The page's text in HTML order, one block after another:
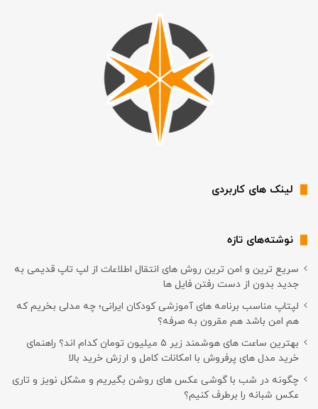
لینک های کاربردی
نوشته‌های تازه
سریع ترین و امن ترین روش های انتقال اطلاعات از لپ تاپ قدیمی به
جدید بدون از دست رفتن فایل ها
لپتاپ مناسب برنامه های آموزشی کودکان ایرانی؛ چه مدلی بخریم که
هم امن باشد هم مقرون به صرفه؟
بهترین ساعت های هوشمند زیر ۵ میلیون تومان کدام اند؟ راهنمای
خرید مدل های پرفروش با امکانات کامل و ارزش خرید بالا
چگونه در شب با گوشی عکس های روشن بگیریم و مشکل نویز و تاری
عکس شبانه را برطرف کنیم؟